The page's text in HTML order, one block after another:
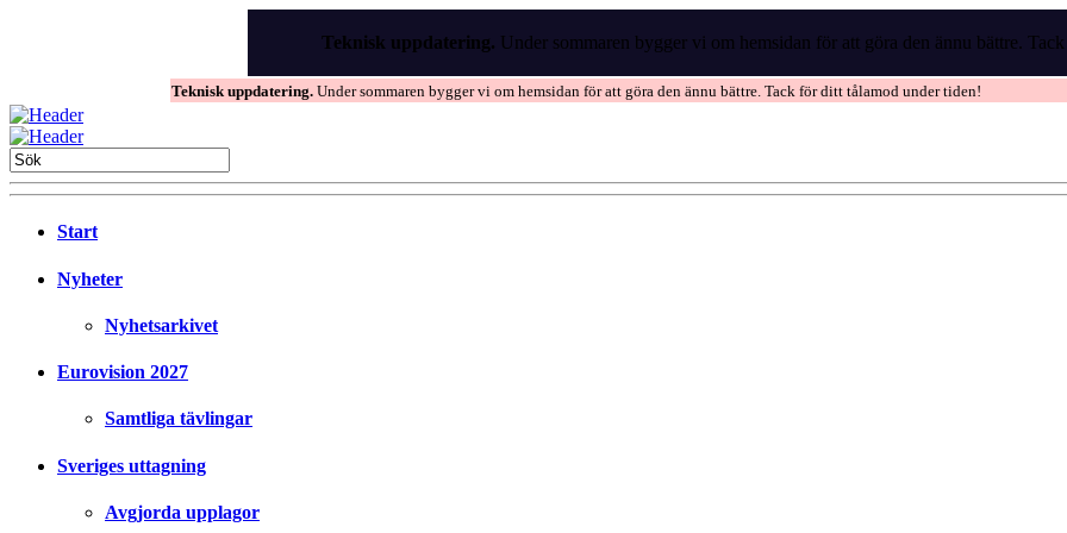
Teknisk uppdatering. Under sommaren bygger vi om hemsidan för att göra den ännu bättre.
Teknisk uppdatering. Under sommaren bygger vi om hemsidan för att göra den ännu bättre. Tack för ditt tålamod under tiden!
Start
Nyheter
Nyhetsarkivet
Eurovision 2027
Samtliga tävlingar
Sveriges uttagning
Avgjorda upplagor